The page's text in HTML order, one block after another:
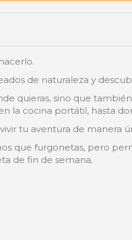
de naturaleza y
quieras, sino que
la cocina portátil, hasta
tu aventura de manera
que furgonetas, pero
de fin de semana.